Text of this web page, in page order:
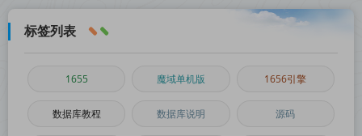
标签列表
1655 魔域单机版 1656引擎
数据库教程 数据库说明 源码